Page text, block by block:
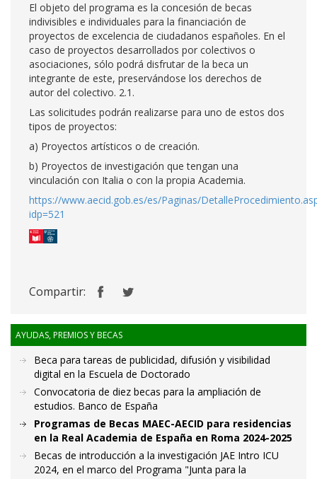
El objeto del programa es la concesión de becas
indivisibles e individuales para la financiación de
proyectos de excelencia de ciudadanos españoles. En el
caso de proyectos desarrollados por colectivos o
asociaciones, sólo podrá disfrutar de la beca un
integrante de este, preservándose los derechos de
autor del colectivo. 2.1.
Las solicitudes podrán realizarse para uno de estos dos
tipos de proyectos:
a) Proyectos artísticos o de creación.
b) Proyectos de investigación que tengan una
vinculación con Italia o con la propia Academia.
https://www.aecid.gob.es/es/Paginas/
idp=521
Compartir:
AYUDAS, PREMIOS Y BECAS
Beca para tareas de publicidad, difusión y visibilidad
digital en la Escuela de Doctorado
Convocatoria de diez becas para la ampliación de
estudios. Banco de España
Programas de Becas MAEC-AECID para residencias
en la Real Academia de España en Roma 2024-2025
Becas de introducción a la investigación JAE Intro ICU
2024, en el marco del Programa "Junta para la